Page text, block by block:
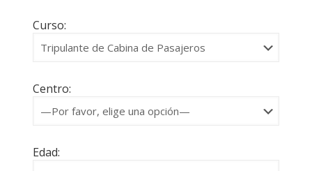
Curso:
Centro:
Edad: